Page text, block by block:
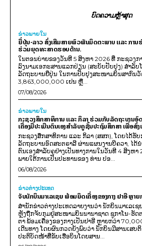
ບົດຄວາມຫຼ້າສຸດ
ຂ່າວພາຍ​ໃນ
ຍີ່ປຸ່ນ-ລາວ ສົ່ງເສີມສາຍພົວພັນມິດຕະພາບ ແລະ ການ
ຮ່ວມຍຸດທະສາດຮອບດ້ານ.
ໃນຕອນບ່າຍຂອງວັນທີ 5 ສິງຫາ 2026 ທີ່ ກະຊວງກ
ລົງນາມເອກະສານແລກປ່ຽນ (ສະບັບປັບປຸງ) ສໍາລັບ
ລັດຖະບານຍີ່ປຸ່ນ ໃນການປັບປຸງສະໜາມບິນສາກົນ
3,863,000,000 ເຢນ ຫຼື...
07/08/2026
ຂ່າວພາຍ​ໃນ
ກະຊວງສຶກສາທິການ ແລະ ກິລາ ຮ່ວມກັບລັດຖະບານອົ
ເຄື່ອງມືປະເມີນຕົນເອງສຳລັບຄູຊັ້ນປະຖົມສຶກສາ ເພື່ອສົ່
ກະຊວງສຶກສາທິການ ແລະ ກິລາ (ສສກ), ໂດຍໄດ້
ລັດຖະບານອົດສະຕຣາລີ ຜ່ານແຜນງານບີຄວາ, ໄດ້
ຕົນເອງສຳລັບຄູຢ່າງເປັນທາງການໃນວັນທີ 4 ສິງຫ
ພາຍໃຕ້ການເປັນປະທານຂອງ ທ່ານ ປອ...
06/08/2026
ຂ່າວຕ່າງປະເທດ
ຈັບນັກບິນມາເລເຊຍ ພ້ອມຍຶດເຄື່ອງຂອງກາງ ຢາອີ ຫຼາຍ
ສຳນັກຂ່າວຕ່າງປະເທດລາຍງານວ່າ ນັກບິນມາເລເ
ຫຼັງຖືກຈັບກຸມຢູ່ສະໜາມບິນນານາຊາດ ຊູກາໂນ-ຮັດ
ຕາ ພ້ອມເຄື່ອງຂອງກາງເປັນຢາອີ ຫຼາຍກວ່າ
ເດີນທາງ ໂດຍຜົນກວດຍັງພົບວ່າ ນັກບິນມີສານເສບ
ປະຕິບັດໜ້າທີ່ຂັບເຮືອບິນໂດຍສານ...